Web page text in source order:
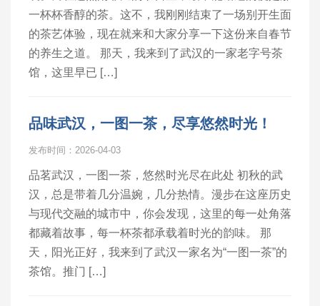
一杯杯香醇的茶。这不，我刚刚结束了一场别开生面
的茶艺体验，现在就来和大家分享一下这份来自春节
的养生之道。 那天，我来到了武汉的一家老字号茶
馆，这里早已 […]
品味武汉，一图一茶，尽享悠然时光！
发布时间：2026-04-03
品茗武汉，一图一茶，悠然时光尽在此处 初秋的武
汉，总是带着几分温婉，几分热情。漫步在这座历史
与现代交融的城市中，你会发现，这里的每一处角落
都藏着故事，每一杯茶都承载着时光的韵味。 那
天，阳光正好，我来到了武汉一家名为“一图一茶”的
茶馆。推门 […]